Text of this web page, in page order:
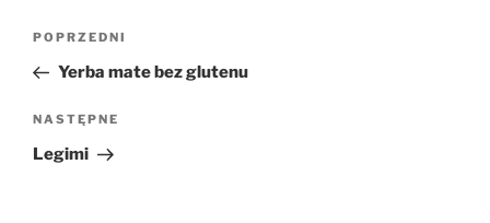
Nawigacja
Poprzedni
wpis
POPRZEDNI
Yerba mate bez glutenu
Następny
wpis
NASTĘPNE
Legimi